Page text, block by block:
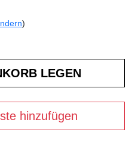
)
hinzufügen